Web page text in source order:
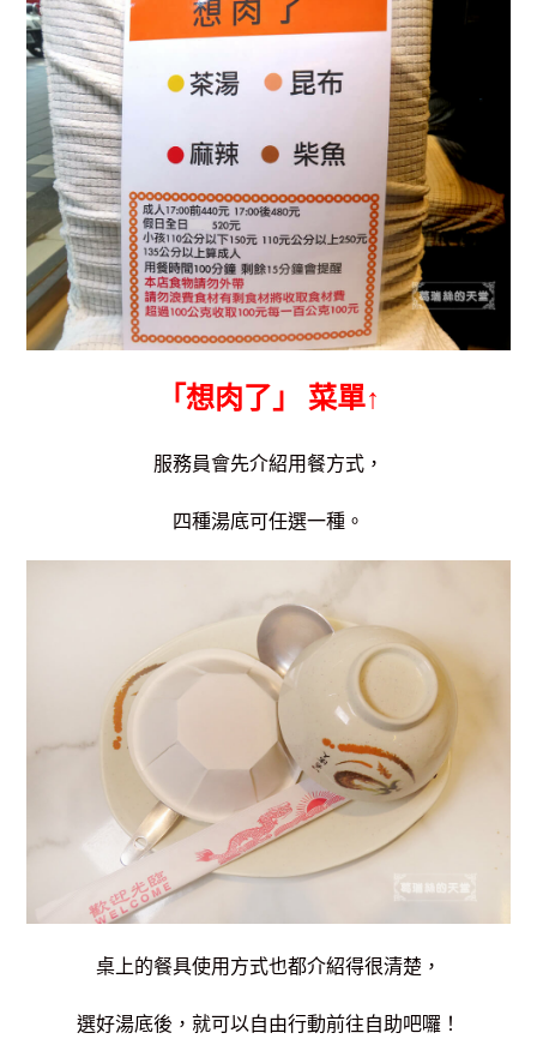
「想肉了」 菜單↑
服務員會先介紹用餐方式，
四種湯底可任選一種。
桌上的餐具使用方式也都介紹得很清楚，
選好湯底後，就可以自由行動前往自助吧囉！